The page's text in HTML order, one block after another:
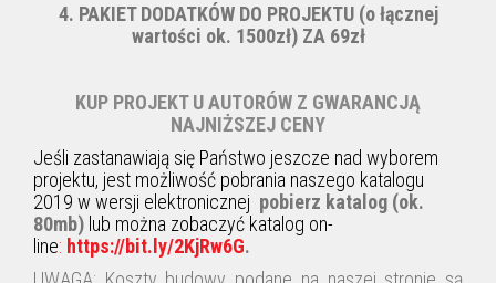
4. PAKIET DODATKÓW DO PROJEKTU (o łącznej
wartości ok. 1500zł) ZA 69zł
KUP PROJEKT U AUTORÓW Z GWARANCJĄ
NAJNIŻSZEJ CENY
Jeśli zastanawiają się Państwo jeszcze nad wyborem
projektu, jest możliwość pobrania naszego katalogu
2019 w wersji elektronicznej pobierz katalog (ok.
80mb) lub można zobaczyć katalog on-
line: https://bit.ly/2KjRw6G.